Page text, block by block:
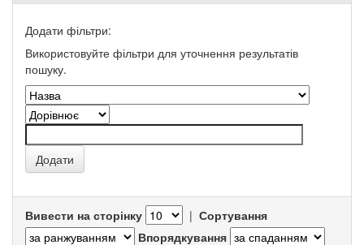
Додати фільтри:
Використовуйте фільтри для уточнення результатів
пошуку.
Вивести на сторінку | Сортування
Впорядкування